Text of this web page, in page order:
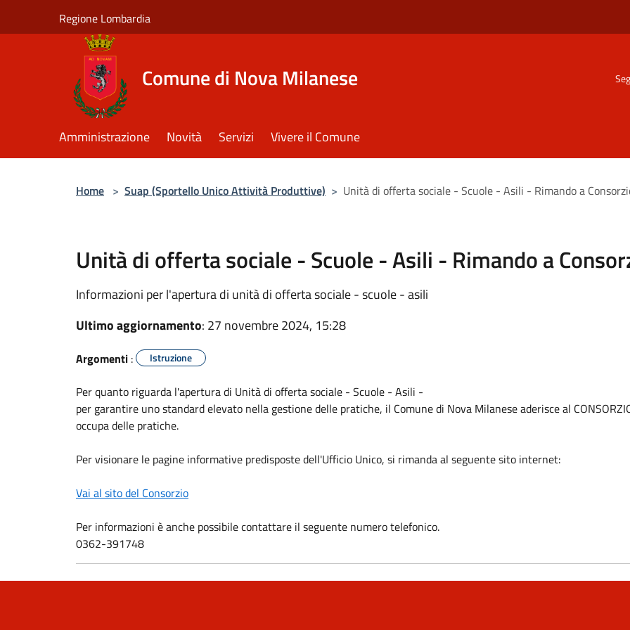
Regione Lombardia
Comune di Nova Milanese
Amministrazione Novità Servizi Vivere il Comune
Home > Suap (Sportello Unico Attività Produttive) > Unità di offerta sociale - Scuole - Asili - Rimando a
Unità di offerta sociale - Scuole - Asili - Rimando a
Informazioni per l'apertura di unità di offerta sociale - scuole - asili
Ultimo aggiornamento: 27 novembre 2024, 15:28
Argomenti : Istruzione
Per quanto riguarda l'apertura di Unità di offerta sociale - Scuole - Asili -
per garantire uno standard elevato nella gestione delle pratiche, il Comune di Nova Milanese aderisce al
occupa delle pratiche.
Per visionare le pagine informative predisposte dell'Ufficio Unico, si rimanda al seguente sito internet:
Vai al sito del Consorzio
Per informazioni è anche possibile contattare il seguente numero telefonico.
0362-391748